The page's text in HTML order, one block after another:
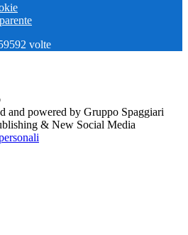
volte
and powered by Gruppo Spaggiari
& New Social Media